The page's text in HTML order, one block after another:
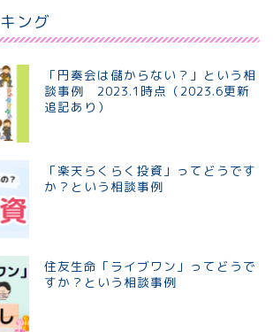
ング
「円奏会は儲からない？」という相
談事例 2023.1時点（2023.6更新
追記あり）
「楽天らくらく投資」ってどうです
か？という相談事例
住友生命「ライブワン」ってどうで
すか？という相談事例